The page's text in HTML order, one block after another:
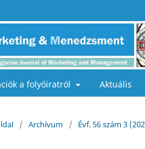
a folyóiratról Aktuális
/ Archívum / Évf. 56 szám 3